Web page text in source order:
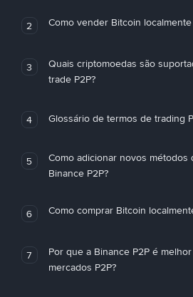
2 Como vender Bitcoin
3
Quais criptomoedas são
trade P2P?
4 Glossário de termos de trading
5
Como adicionar novos métodos
Binance P2P?
6 Como comprar Bitcoin
7
Por que a Binance P2P é
mercados P2P?